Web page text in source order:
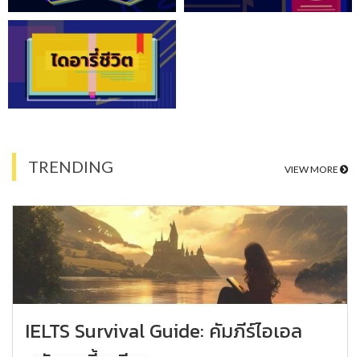
TRENDING VIEW MORE
IELTS Survival Guide: คัมภีร์ไอเอล